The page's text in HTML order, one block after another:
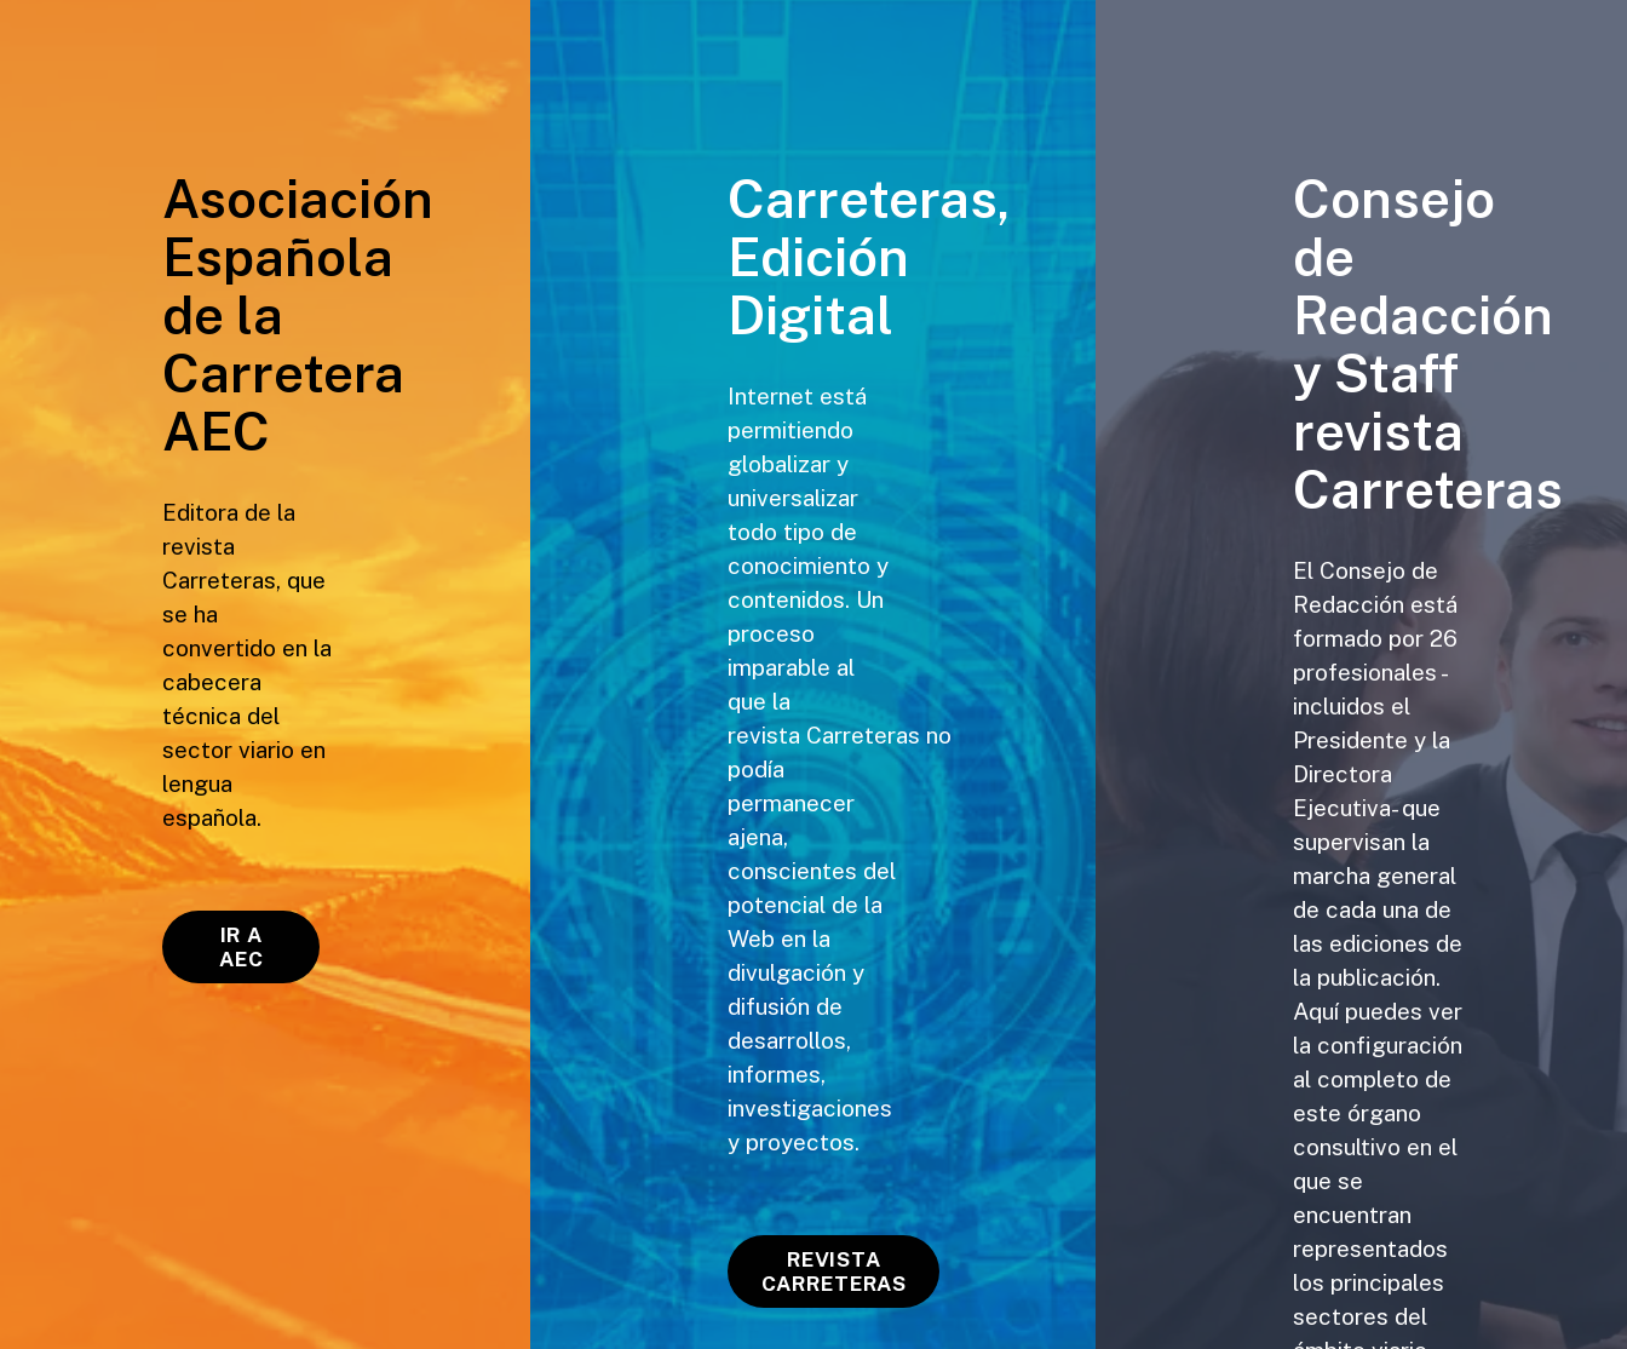
Asociación
Española
de la
Carretera
AEC
Editora de la
revista
Carreteras, que
se ha
convertido en la
cabecera
técnica del
sector viario en
lengua
española.
IR A
AEC
Carreteras,
Edición
Digital
Internet está
permitiendo
globalizar y
universalizar
todo tipo de
conocimiento y
contenidos. Un
proceso
imparable al
que la
revista Carreteras no
podía
permanecer
ajena,
conscientes del
potencial de la
Web en la
divulgación y
difusión de
desarrollos,
informes,
investigaciones
y proyectos.
REVISTA
CARRETERAS
Consejo
de
Redacción
y Staff
revista
Carreteras
El Consejo de
Redacción está
formado por 26
profesionales -
incluidos el
Presidente y la
Directora
Ejecutiva- que
supervisan la
marcha general
de cada una de
las ediciones de
la publicación.
Aquí puedes ver
la configuración
al completo de
este órgano
consultivo en el
que se
encuentran
representados
los principales
sectores del